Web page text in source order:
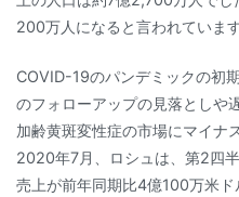
200万人になると言われています
COVID-19のパンデミックの初
のフォローアップの見落としや
加齢黄斑変性症の市場にマイナ
2020年7月、ロシュは、第2四
売上が前年同期比4億100万米